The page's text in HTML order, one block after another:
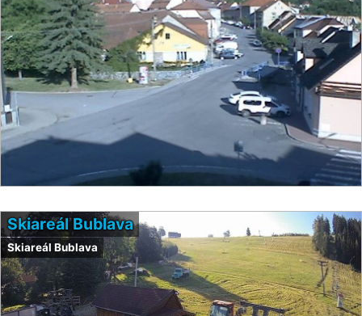
Skiareál Bublava
Skiareál Bublava